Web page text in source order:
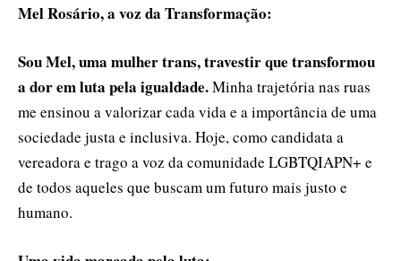
Mel Rosário, a voz da Transformação:
Sou Mel, uma mulher trans, travestir que transformou
a dor em luta pela igualdade.Minha trajetória nas ruas
me ensinou a valorizar cada vida e a importância de uma
sociedade justa e inclusiva. Hoje, como candidata a
vereadora e trago a voz da comunidade LGBTQIAPN+ e
de todos aqueles que buscam um futuro mais justo e
humano.